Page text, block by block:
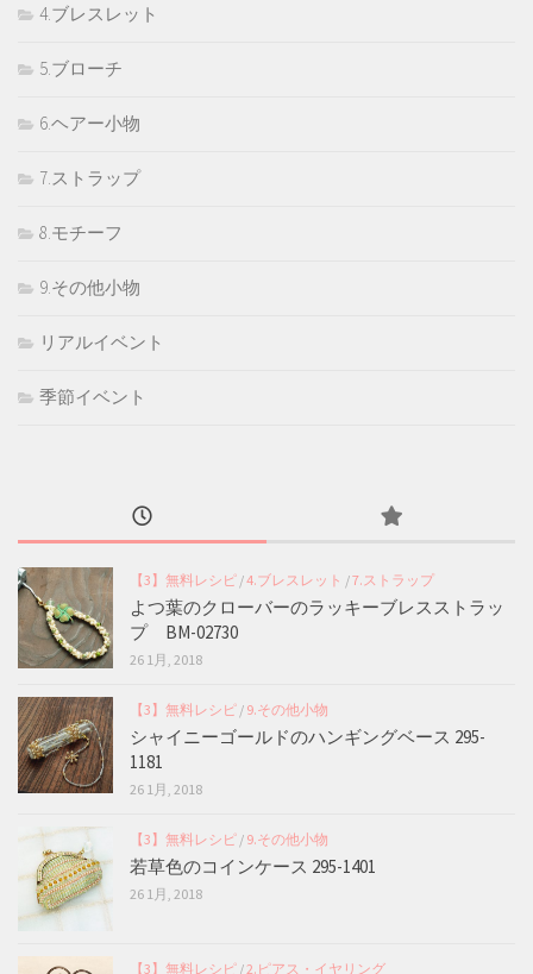
4.ブレスレット
5.ブローチ
6.ヘアー小物
7.ストラップ
8.モチーフ
9.その他小物
リアルイベント
季節イベント
【3】無料レシピ /4.ブレスレット /7.ストラップ
よつ葉のクローバーのラッキーブレスストラッ
プ BM-02730
26 1月, 2018
【3】無料レシピ / 9.その他小物
シャイニーゴールドのハンギングベース 295-
1181
26 1月, 2018
【3】無料レシピ / 9.その他小物
若草色のコインケース 295-1401
26 1月, 2018
【3】無料レシピ /2.ピアス・イヤリング